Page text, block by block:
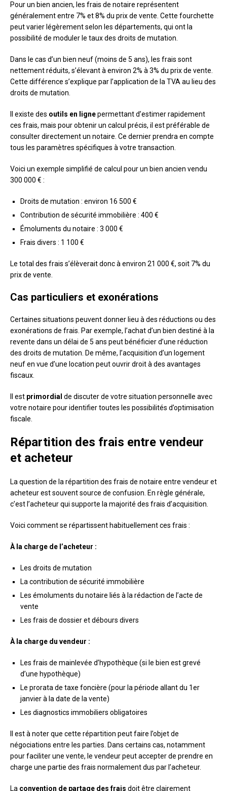
Pour un bien ancien, les frais de notaire représentent
généralement entre 7% et 8% du prix de vente. Cette fourchette
peut varier légèrement selon les départements, qui ont la
possibilité de moduler le taux des droits de mutation.
Dans le cas d’un bien neuf (moins de 5 ans), les frais sont
nettement réduits, s’élevant à environ 2% à 3% du prix de vente.
Cette différence s’explique par l’application de la TVA au lieu des
droits de mutation.
Il existe des outils en lignepermettant d’estimer rapidement
ces frais, mais pour obtenir un calcul précis, il est préférable de
consulter directement un notaire. Ce dernier prendra en compte
tous les paramètres spécifiques à votre transaction.
Voici un exemple simplifié de calcul pour un bien ancien vendu
300 000 € :
Droits de mutation : environ 16 500 €
Contribution de sécurité immobilière : 400 €
Émoluments du notaire : 3 000 €
Frais divers : 1 100 €
Le total des frais s’élèverait donc à environ 21 000 €, soit 7% du
prix de vente.
Cas particuliers et exonérations
Certaines situations peuvent donner lieu à des réductions ou des
exonérations de frais. Par exemple, l’achat d’un bien destiné à la
revente dans un délai de 5 ans peut bénéficier d’une réduction
des droits de mutation. De même, l’acquisition d’un logement
neuf en vue d’une location peut ouvrir droit à des avantages
fiscaux.
Il est primordial de discuter de votre situation personnelle avec
votre notaire pour identifier toutes les possibilités d’optimisation
fiscale.
Répartition des frais entre vendeur
et acheteur
La question de la répartition des frais de notaire entre vendeur et
acheteur est souvent source de confusion. En règle générale,
c’est l’acheteur qui supporte la majorité des frais d’acquisition.
Voici comment se répartissent habituellement ces frais :
À la charge de l’acheteur :
Les droits de mutation
La contribution de sécurité immobilière
Les émoluments du notaire liés à la rédaction de l’acte de
vente
Les frais de dossier et débours divers
À la charge du vendeur :
Les frais de mainlevée d’hypothèque (si le bien est grevé
d’une hypothèque)
Le prorata de taxe foncière (pour la période allant du 1er
janvier à la date de la vente)
Les diagnostics immobiliers obligatoires
Il est à noter que cette répartition peut faire l’objet de
négociations entre les parties. Dans certains cas, notamment
pour faciliter une vente, le vendeur peut accepter de prendre en
charge une partie des frais normalement dus par l’acheteur.
La convention de partage des frais doit être clairement